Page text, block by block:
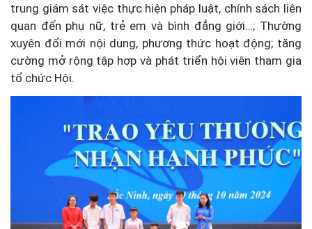
trung giám sát việc thực hiện pháp luật, chính sách liên
quan đến phụ nữ, trẻ em và bình đẳng giới…; Thường
xuyên đổi mới nội dung, phương thức hoạt động; tăng
cường mở rộng tập hợp và phát triển hội viên tham gia
tổ chức Hội.